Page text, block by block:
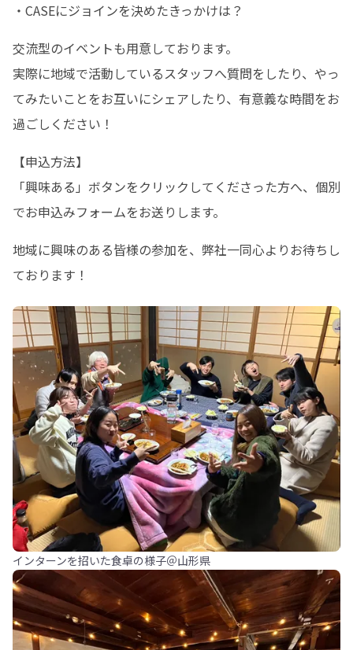
・CASEにジョインを決めたきっかけは？
交流型のイベントも用意しております。
実際に地域で活動しているスタッフへ質問をしたり、やっ
てみたいことをお互いにシェアしたり、有意義な時間をお
過ごしください！
【申込方法】
「興味ある」ボタンをクリックしてくださった方へ、個別
でお申込みフォームをお送りします。
地域に興味のある皆様の参加を、弊社一同心よりお待ちし
ております！
インターンを招いた食卓の様子＠山形県